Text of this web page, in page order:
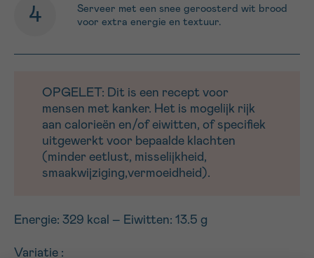
Serveer met een snee geroosterd wit brood
voor extra energie en textuur.
OPGELET: Dit is een recept voor
mensen met kanker. Het is mogelijk rijk
aan calorieën en/of eiwitten, of specifiek
uitgewerkt voor bepaalde klachten
(minder eetlust, misselijkheid,
smaakwijziging,vermoeidheid).
Energie: 329 kcal – Eiwitten: 13.5 g
Variatie :